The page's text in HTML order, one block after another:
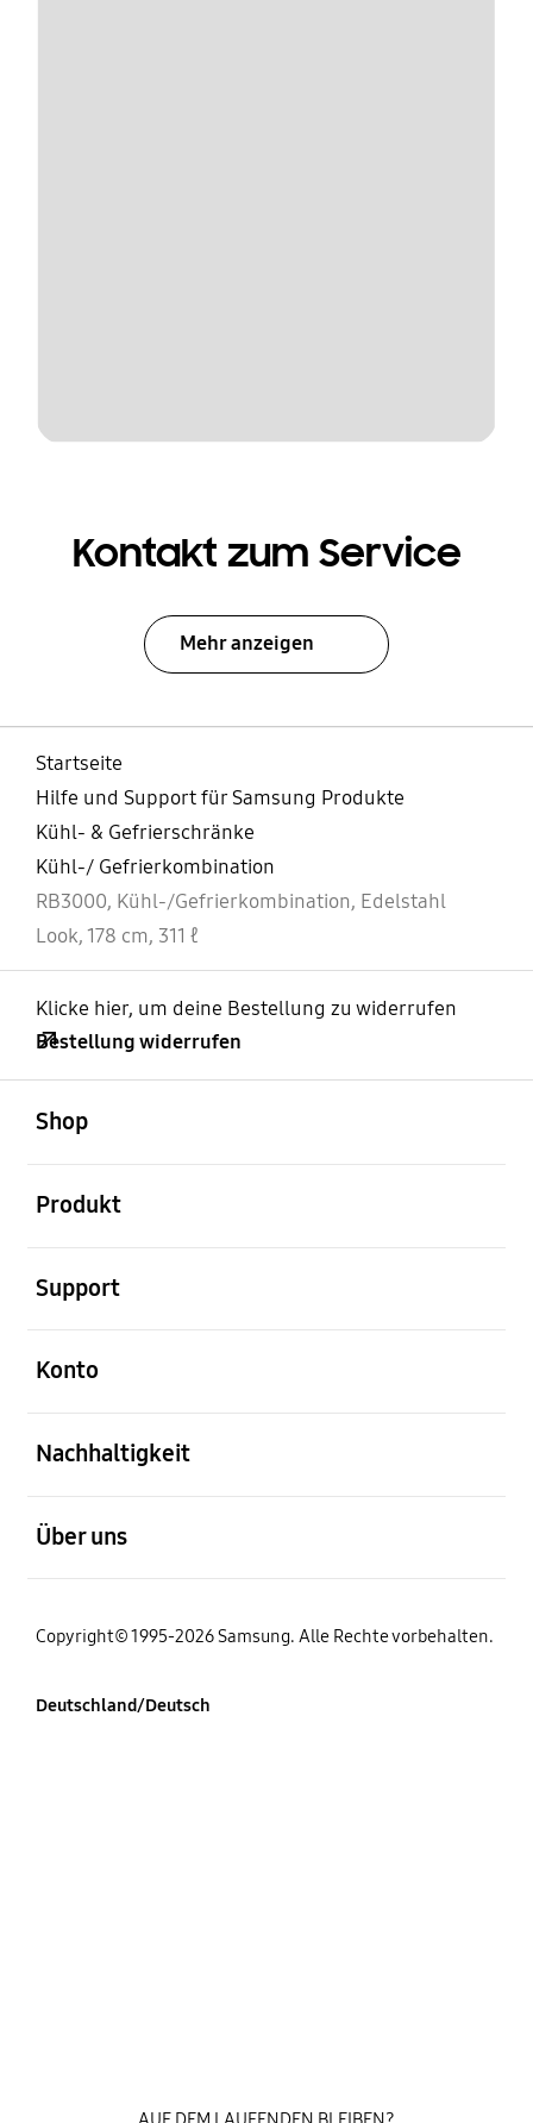
Kontakt zum Service
Mehr anzeigen
Startseite
Hilfe und Support für Samsung Produkte
Kühl- & Gefrierschränke
Kühl-/ Gefrierkombination
RB3000, Kühl-/Gefrierkombination, Edelstahl
Look, 178 cm, 311 ℓ
Klicke hier, um deine Bestellung zu widerrufen
Bestellung widerrufen
Shop
Produkt
Support
Konto
Nachhaltigkeit
Über uns
Copyright© 1995-2026 Samsung. Alle Rechte vorbehalten.
Deutschland/Deutsch